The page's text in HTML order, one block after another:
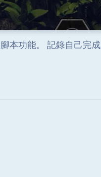
本功能。 記錄自己完